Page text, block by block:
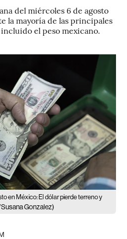
del miércoles 6 de agosto
la mayoría de las principales
el peso mexicano.
en México: El dólar pierde terreno y
Gonzalez)